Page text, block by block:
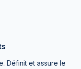
Définit et assure le